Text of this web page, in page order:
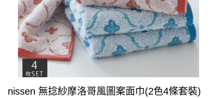
nissen 無捻紗摩洛哥風圖案面巾(2色4條套裝)